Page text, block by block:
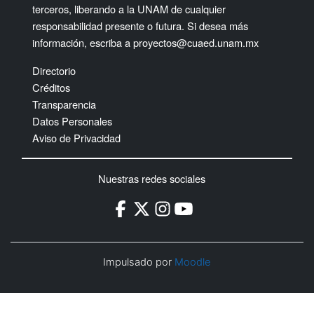
terceros, liberando a la UNAM de cualquier
responsabilidad presente o futura. Si desea más
información, escriba aproyectos@cuaed.unam.mx
Directorio
Créditos
Transparencia
Datos Personales
Aviso de Privacidad
Nuestras redes sociales
Impulsado por Moodle